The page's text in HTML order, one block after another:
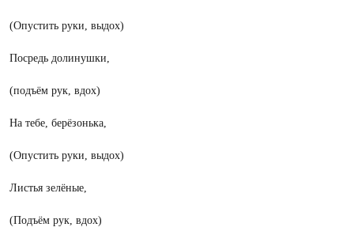
(Опустить руки, выдох)
Посредь долинушки,
(подъём рук, вдох)
На тебе, берёзонька,
(Опустить руки, выдох)
Листья зелёные,
(Подъём рук, вдох)